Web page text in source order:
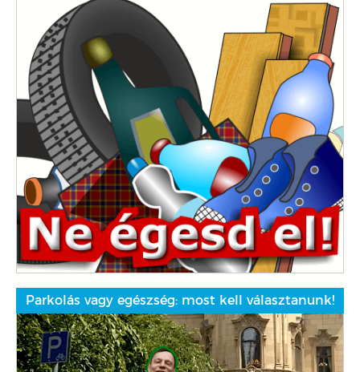
Parkolás vagy egészség: most kell választanunk!